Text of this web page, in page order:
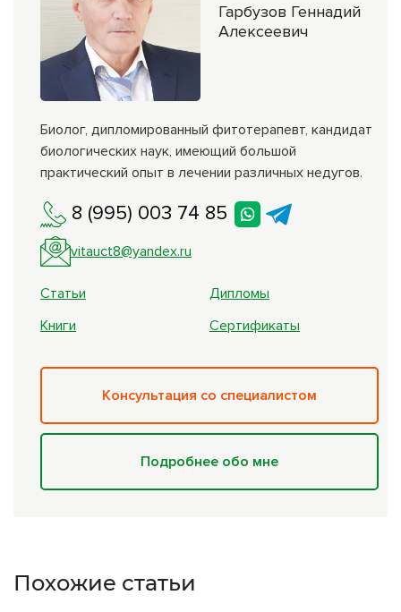
Биолог, дипломированный фитотерапевт, кандидат
биологических наук, имеющий большой
практический опыт в лечении различных недугов.
8 (995) 003 74 85
vitauct8@yandex.ru
Статьи
Дипломы
Книги
Сертификаты
Консультация со специалистом
Подробнее обо мне
Гарбузов Геннадий
Алексеевич
Похожие статьи